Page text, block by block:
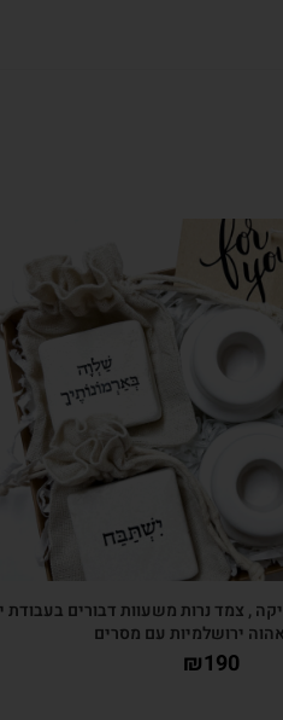
צפייה מהירה
, צמד נרות משעוות דבורים בעבודת
ירושלמיות עם מסרים
₪190